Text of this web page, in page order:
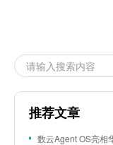
推荐文章
数云Agent OS亮相华为云